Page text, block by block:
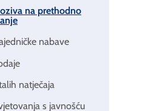
na prethodno
nabave
natječaja
s javnošću